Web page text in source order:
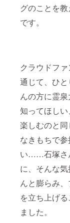
グのことを
です。
クラウドフ
通じて、ひ
んの方に霊
知ってほし
楽しむのと
なきもちで
い……石塚さ
に、そんな
んと膨らみ
を立ち上げ
ました。